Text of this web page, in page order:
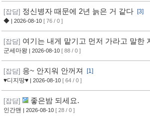
[잡담] 정신병자 때문에 2년 늙은 거 같다
[3]
◆ | 2026-08-10 [ 76 / 0 ]
[잡담] 여기는 내게 맡기고 먼저 가라고 말한
니 전설이 되어 있었다 보는중
군세마왕 | 2026-08-10 [ 88 / 0 ]
[잡담] 응~ 안지워 안꺼져
[1]
♥디지땅♥ | 2026-08-10 [ 64 / 0 ]
[잡담] 좋은밤 되세요.
인간맨 | 2026-08-10 [ 28 / 0 ]